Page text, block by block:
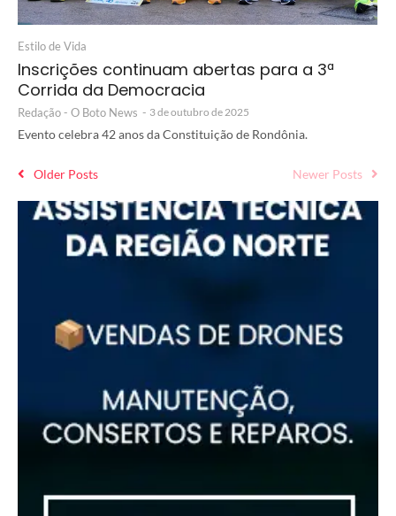
Estilo de Vida
Inscrições continuam abertas para a 3ª
Corrida da Democracia
Redação - O Boto News - 3 de outubro de 2025
Evento celebra 42 anos da Constituição de Rondônia.
Older Posts Newer Posts